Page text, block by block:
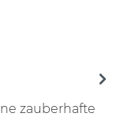
zauberhafte